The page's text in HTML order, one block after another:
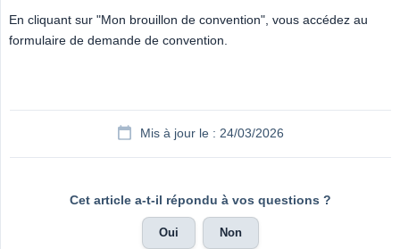
En cliquant sur "Mon brouillon de convention", vous accédez au
formulaire de demande de convention.
Mis à jour le : 24/03/2026
Cet article a-t-il répondu à vos questions ?
Oui Non